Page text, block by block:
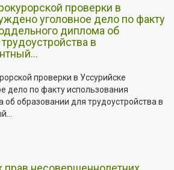
проверки в
уголовное дело по факту
диплома об
в
проверки в Уссурийске
дело по факту использования
образовании для трудоустройства в